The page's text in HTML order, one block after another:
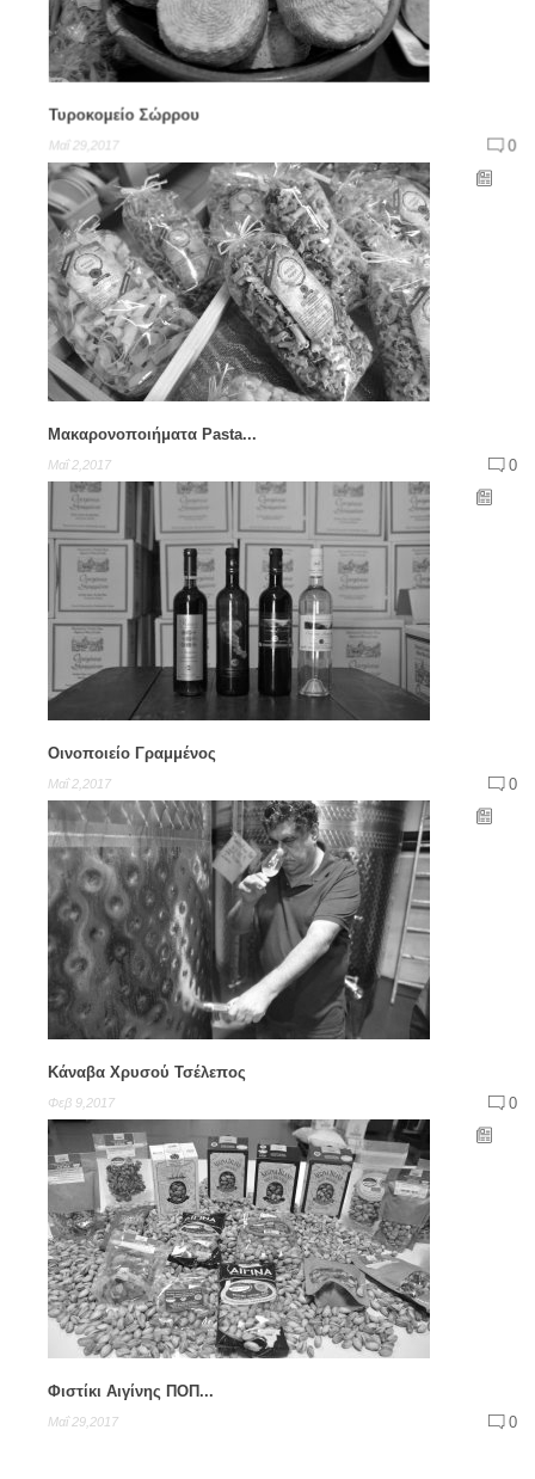
Τυροκομείο Σώρρου
Μαΐ 29,2017 0
Μακαρονοποιήματα Pasta...
Μαΐ 2,2017 0
Οινοποιείο Γραμμένος
Μαΐ 2,2017 0
Κάναβα Χρυσού Τσέλεπος
Φεβ 9,2017 0
Φιστίκι Αιγίνης ΠΟΠ...
Μαΐ 29,2017 0